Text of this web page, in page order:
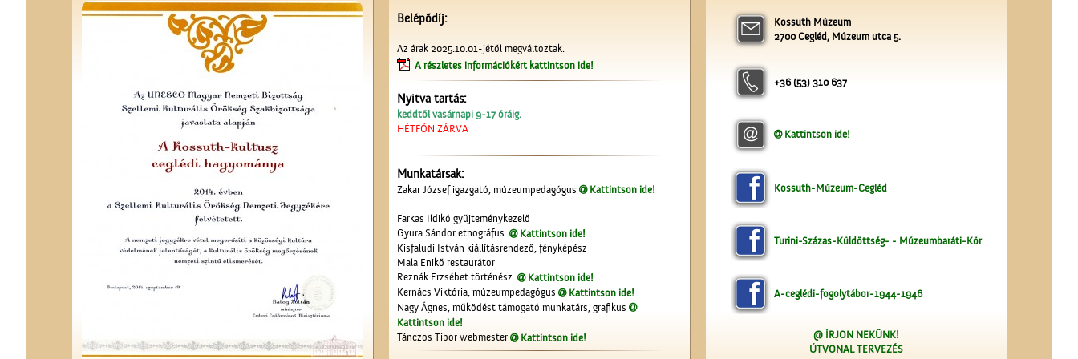
Belépődíj:
Az árak 2025.10.01-jétől megváltoztak.
A részletes információkért kattintson ide!
Nyitva tartás:
keddtől vasárnapi 9-17 óráig.
HÉTFŐN ZÁRVA
Munkatársak:
Zakar József igazgató, múzeumpedagógus Kattintson ide!
Farkas Ildikó gyűjteménykezelő
Gyura Sándor etnográfus
Kattintson ide!
Kisfaludi István kiállításrendező, fényképész
Mala Enikő restaurátor
Reznák Erzsébet történész
Kattintson ide!
Kernács Viktória, múzeumpedagógus
Kattintson ide!
Nagy Ágnes, működést támogató munkatárs, grafikus
Kattintson ide!
Tánczos Tibor webmester
Kattintson ide!
Kossuth Múzeum
2700 Cegléd, Múzeum utca 5.
+36 (53) 310 637
Kattintson ide!
Kossuth-Múzeum-Cegléd
Turini-Százas-Küldöttség- - Múzeumbaráti-Kör
A-ceglédi-fogolytábor-1944-1946
@ ÍRJON NEKÜNK!
ÚTVONAL TERVEZÉS